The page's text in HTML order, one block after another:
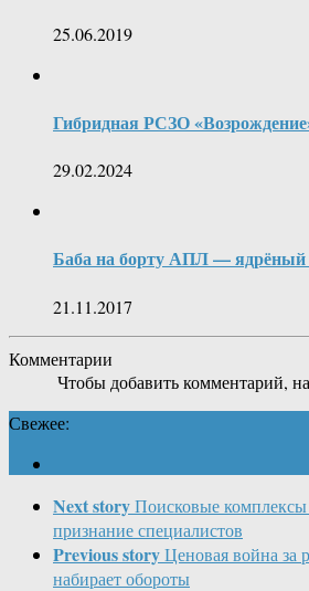
25.06.2019
Гибридная РСЗО
29.02.2024
Баба на борту АПЛ — ядрёный
21.11.2017
Комментарии
Чтобы добавить комментарий,
Свежее:
Next storyПоисковые
признание специалистов
Previous storyЦеновая война за
набирает обороты